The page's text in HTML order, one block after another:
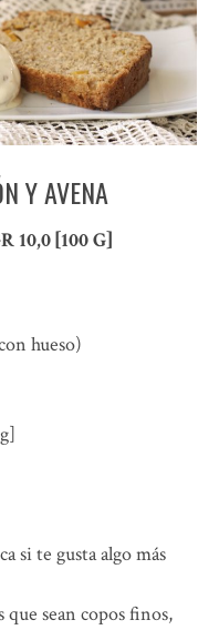
Y AVENA
10,0 [100 G]
hueso)
si te gusta algo más
que sean copos finos,